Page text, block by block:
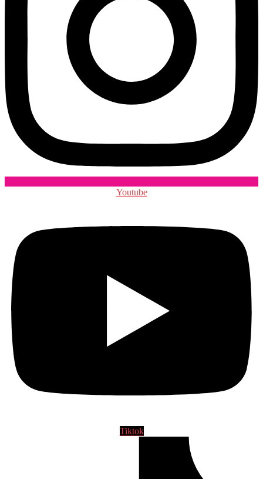
Youtube
Tiktok